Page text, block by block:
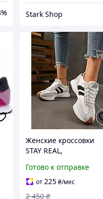
Stark Shop
Женские кроссовки
STAY REAL,
кеды БЕЛОГО цвета,
размер 38, код 00-0884
Готово к отправке
от 225 ₴/мес
2 450 ₴